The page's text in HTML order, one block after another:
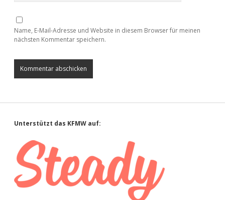
Name, E-Mail-Adresse und Website in diesem Browser für meinen
nächsten Kommentar speichern.
Sidebar
Unterstützt das KFMW auf: